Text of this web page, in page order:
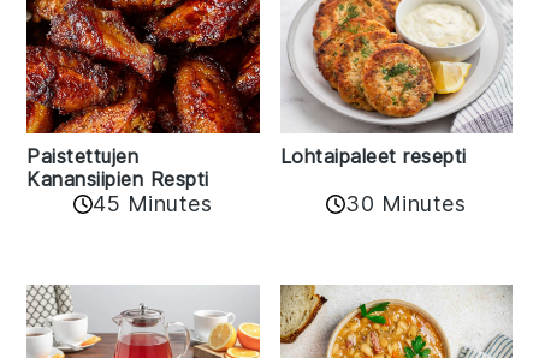
Paistettujen
Kanansiipien Respti
45 Minutes
Lohtaipaleet resepti
30 Minutes